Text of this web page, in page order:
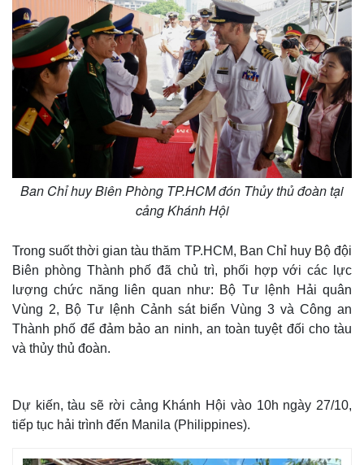
Ban Chỉ huy Biên Phòng TP.HCM đón Thủy thủ đoàn tại
cảng Khánh Hội
Trong suốt thời gian tàu thăm TP.HCM, Ban Chỉ huy Bộ đội
Biên phòng Thành phố đã chủ trì, phối hợp với các lực
lượng chức năng liên quan như: Bộ Tư lệnh Hải quân
Vùng 2, Bộ Tư lệnh Cảnh sát biển Vùng 3 và Công an
Thành phố để đảm bảo an ninh, an toàn tuyệt đối cho tàu
và thủy thủ đoàn.
Dự kiến, tàu sẽ rời cảng Khánh Hội vào 10h ngày 27/10,
tiếp tục hải trình đến Manila (Philippines).